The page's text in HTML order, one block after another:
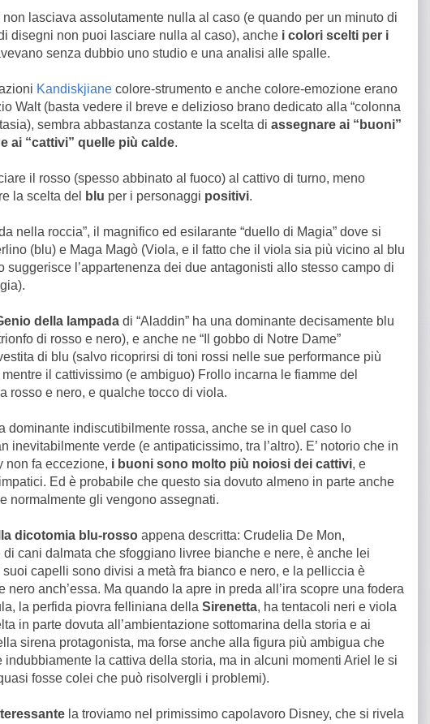
non lasciava assolutamente nulla al caso (e quando per un minuto di
disegni non puoi lasciare nulla al caso), anche i colori scelti per i
senza dubbio uno studio e una analisi alle spalle.
Kandiskjiane colore-strumento e anche colore-emozione erano
Walt (basta vedere il breve e delizioso brano dedicato alla “colonna
sembra abbastanza costante la scelta di assegnare ai “buoni”
ai “cattivi” quelle più calde.
il rosso (spesso abbinato al fuoco) al cattivo di turno, meno
la scelta del
blu per i personaggi positivi.
nella roccia”, il magnifico ed esilarante “duello di Magia” dove si
(blu) e Maga Magò (Viola, e il fatto che il viola sia più vicino al blu
suggerisce l’appartenenza dei due antagonisti allo stesso campo di
della lampada di “Aladdin” ha una dominante decisamente blu
di rosso e nero), e anche ne “Il gobbo di Notre Dame”
di blu (salvo ricoprirsi di toni rossi nelle sue performance più
il cattivissimo (e ambiguo) Frollo incarna le fiamme del
rosso e nero, e qualche tocco di viola.
dominante indiscutibilmente rossa, anche se in quel caso lo
inevitabilmente verde (e antipaticissimo, tra l’altro). E’ notorio che in
non fa eccezione, i buoni sono molto più noiosi dei cattivi, e
Ed è probabile che questo sia dovuto almeno in parte anche
normalmente gli vengono assegnati.
dicotomia blu-rosso appena descritta: Crudelia De Mon,
cani dalmata che sfoggiano livree bianche e nere, è anche lei
capelli sono divisi a metà fra bianco e nero, e la pelliccia è
nero anch’essa. Ma quando la apre in preda all’ira scopre una fodera
la perfida piovra felliniana della Sirenetta, ha tentacoli neri e viola
in parte dovuta all’ambientazione sottomarina della storia e ai
sirena protagonista, ma forse anche alla figura più ambigua che
indubbiamente la cattiva della storia, ma in alcuni momenti Ariel le si
fosse colei che può risolvergli i problemi).
la troviamo nel primissimo capolavoro Disney, che si rivela